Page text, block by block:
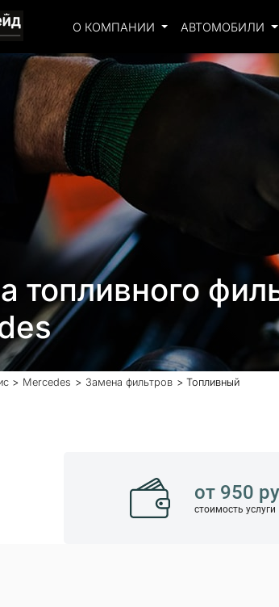
О КОМПАНИИ АВТОМОБИЛИ
топливного
Mercedes Замена фильтров Топливный
от 950
стоимость услуги